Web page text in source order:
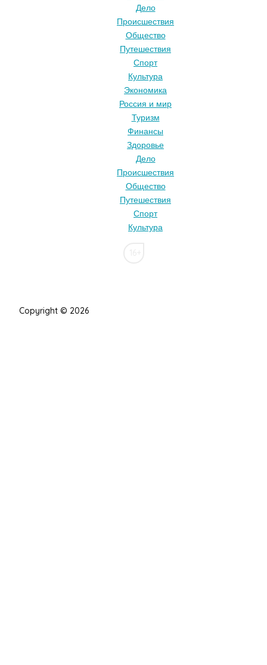
Дело
Происшествия
Общество
Путешествия
Спорт
Культура
Экономика
Россия и мир
Туризм
Финансы
Здоровье
Дело
Происшествия
Общество
Путешествия
Спорт
Культура
Copyright © 2026